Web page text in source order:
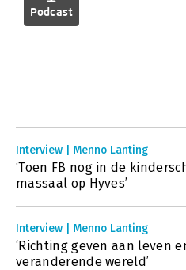
Podcast
Interview | Menno Lanting
‘Toen FB nog in de
massaal op Hyves’
Interview | Menno Lanting
‘Richting geven aan leven
veranderende wereld’